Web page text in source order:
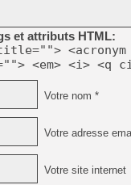
et attributs HTML:
<em> <i> <q
Votre nom *
Votre adresse
Votre site internet